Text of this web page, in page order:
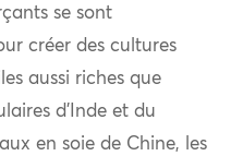
se sont
créer des cultures
aussi riches que
d’Inde et du
en soie de Chine, les